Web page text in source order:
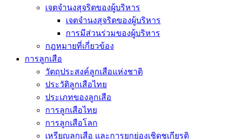
เจตจำนงสุจริตของผู้บริหาร
เจตจำนงสุจริตของผู้บริหาร
การมีส่วนร่วมของผู้บริหาร
กฎหมายที่เกี่ยวข้อง
การลูกเสือ
วัตถุประสงค์ลูกเสือแห่งชาติ
ประวัติลูกเสือไทย
ประเภทของลูกเสือ
การลูกเสือไทย
การลูกเสือโลก
เหรียญลูกเสือ และการยกย่องเชิดชูเกียรติ